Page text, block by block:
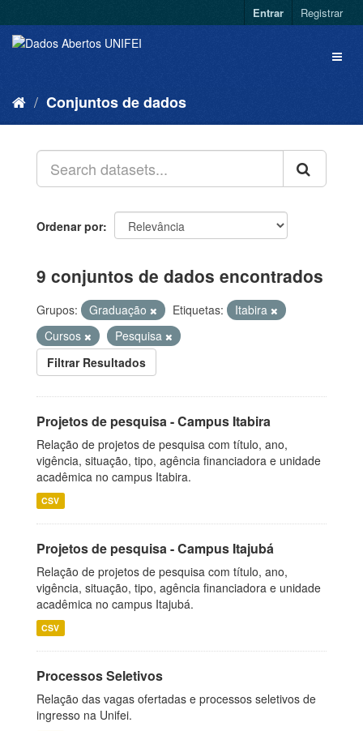
Entrar Registrar
Conjuntos de dados
Ordenar por
9 conjuntos de dados encontrados
Grupos: Graduação Etiquetas:
Itabira
Cursos
Pesquisa
Filtrar Resultados
Projetos de pesquisa - Campus Itabira
Relação de projetos de pesquisa com título, ano,
vigência, situação, tipo, agência financiadora e unidade
acadêmica no campus Itabira.
CSV
Projetos de pesquisa - Campus Itajubá
Relação de projetos de pesquisa com título, ano,
vigência, situação, tipo, agência financiadora e unidade
acadêmica no campus Itajubá.
CSV
Processos Seletivos
Relação das vagas ofertadas e processos seletivos de
ingresso na Unifei.